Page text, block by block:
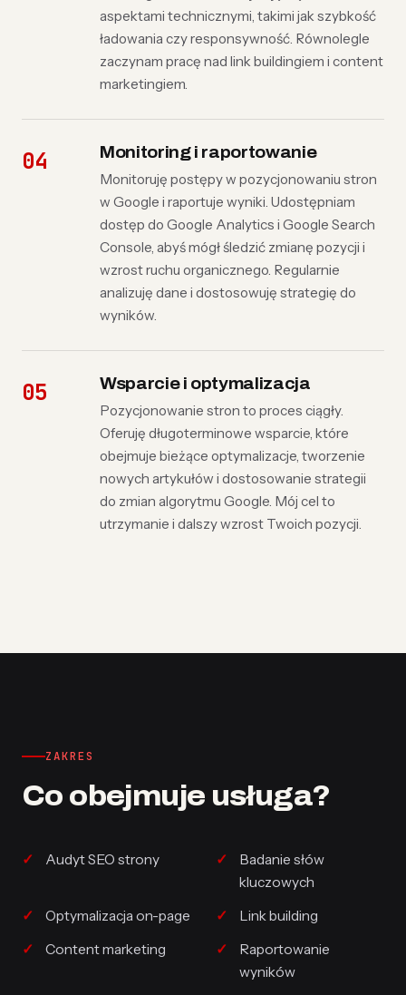
aspektami technicznymi, takimi jak szybkość
ładowania czy responsywność. Równolegle
zaczynam pracę nad link buildingiem i content
marketingiem.
Monitoring i raportowanie
Monitoruję postępy w pozycjonowaniu stron
w Google i raportuje wyniki. Udostępniam
dostęp do Google Analytics i Google Search
Console, abyś mógł śledzić zmianę pozycji i
wzrost ruchu organicznego. Regularnie
analizuję dane i dostosowuję strategię do
wyników.
Wsparcie i optymalizacja
Pozycjonowanie stron to proces ciągły.
Oferuję długoterminowe wsparcie, które
obejmuje bieżące optymalizacje, tworzenie
nowych artykułów i dostosowanie strategii
do zmian algorytmu Google. Mój cel to
utrzymanie i dalszy wzrost Twoich pozycji.
ZAKRES
Co obejmuje usługa?
Audyt SEO strony
Badanie słów
kluczowych
Optymalizacja on-page
Link building
Content marketing
Raportowanie
wyników